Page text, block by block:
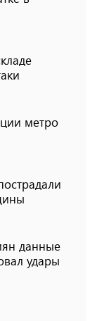
метро
данные
удары